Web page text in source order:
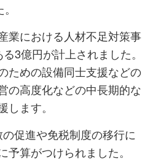
業における人材不足対策事
3億円が計上されました。
ための設備同士支援などの
の高度化などの中長期的な
ます。
促進や免税制度の移行に
算がつけられました。